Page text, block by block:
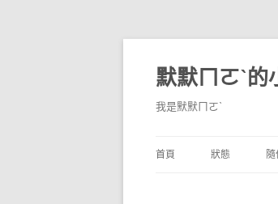
默默ㄇㄛˋ的
我是默默ㄇㄛˋ
首頁 狀態